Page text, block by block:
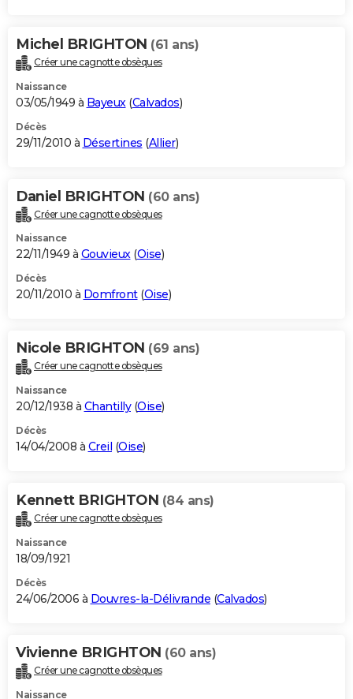
Michel BRIGHTON (61 ans)
Créer une cagnotte obsèques
Naissance
03/05/1949 à Bayeux (Calvados)
Décès
29/11/2010 à Désertines (Allier)
Daniel BRIGHTON (60 ans)
Créer une cagnotte obsèques
Naissance
22/11/1949 à Gouvieux(Oise)
Décès
20/11/2010 à Domfront(Oise)
Nicole BRIGHTON (69 ans)
Créer une cagnotte obsèques
Naissance
20/12/1938 à Chantilly(Oise)
Décès
14/04/2008 à Creil (Oise)
Kennett BRIGHTON (84 ans)
Créer une cagnotte obsèques
Naissance
18/09/1921
Décès
24/06/2006 à Douvres-la-Délivrande (Calvados)
Vivienne BRIGHTON (60 ans)
Créer une cagnotte obsèques
Naissance